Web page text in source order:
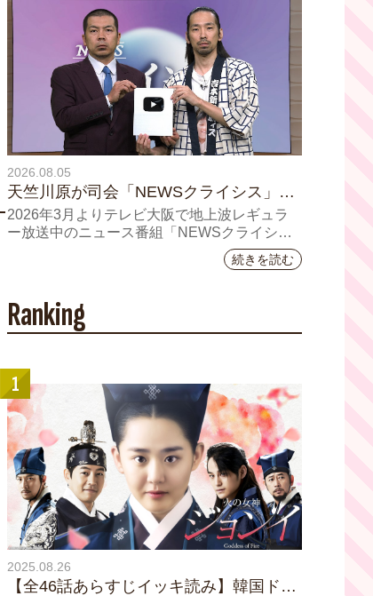
2026.08.05
天竺川原が司会「NEWSクライシス」チ
ャンネル登録者数10万人突破！テレビ大
阪の番組史上最速記録を更新
2026年3月よりテレビ大阪で地上波レギュラ
ー放送中のニュース番組「NEWSクライシ
ス」が、このたび2026年7月12日(日)に、
YouTubeチャンネル登録者数10万人を達成し
続きを読む
Ranking
1
2025.08.26
【全46話あらすじイッキ読み】韓国ドラ